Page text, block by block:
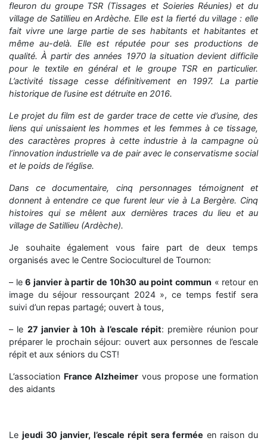
fleuron du groupe TSR (Tissages et Soieries Réunies) et du
village de Satillieu en Ardèche. Elle est la fierté du village : elle
fait vivre une large partie de ses habitants et habitantes et
même au-delà. Elle est réputée pour ses productions de
qualité. À partir des années 1970 la situation devient difficile
pour le textile en général et le groupe TSR en particulier.
L’activité tissage cesse définitivement en 1997. La partie
historique de l’usine est détruite en 2016.
Le projet du film est de garder trace de cette vie d’usine, des
liens qui unissaient les hommes et les femmes à ce tissage,
des caractères propres à cette industrie à la campagne où
l’innovation industrielle va de pair avec le conservatisme social
et le poids de l’église.
Dans ce documentaire, cinq personnages témoignent et
donnent à entendre ce que furent leur vie à La Bergère. Cinq
histoires qui se mêlent aux dernières traces du lieu et au
village de Satillieu (Ardèche).
Je souhaite également vous faire part de deux temps
organisés avec le Centre Socioculturel de Tournon:
– le6 janvier à partir de 10h30 au point commun « retour en
image du séjour ressourçant 2024 », ce temps festif sera
suivi d’un repas partagé; ouvert à tous,
– le 27 janvier à 10h à l’escale répit: première réunion pour
préparer le prochain séjour: ouvert aux personnes de l’escale
répit et aux séniors du CST!
L’association France Alzheimer vous propose une formation
des aidants
Le jeudi 30 janvier, l’escale répit sera fermée en raison du